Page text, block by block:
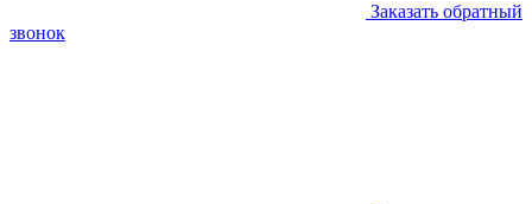
Заказать обратный
звонок